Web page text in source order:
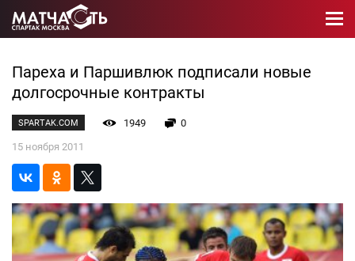
Пареха и Паршивлюк подписали новые
долгосрочные контракты
SPARTAK.COM 1949
0
15 ноября 2011